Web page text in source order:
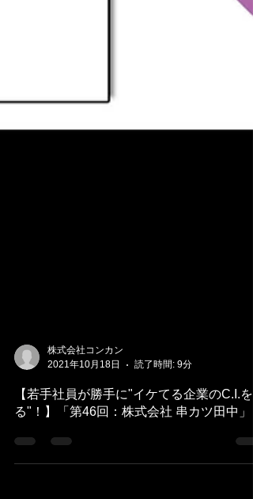
2021年10月18日
読了時間: 9分
【若手社員が勝手に"イケてる企業のC.I.を
る"！】「第46回：株式会社 串カツ田中」